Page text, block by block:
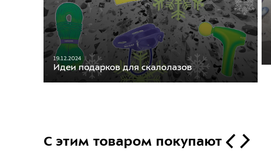
19.12.2024
Идеи подарков для скалолазов
С этим товаром покупают